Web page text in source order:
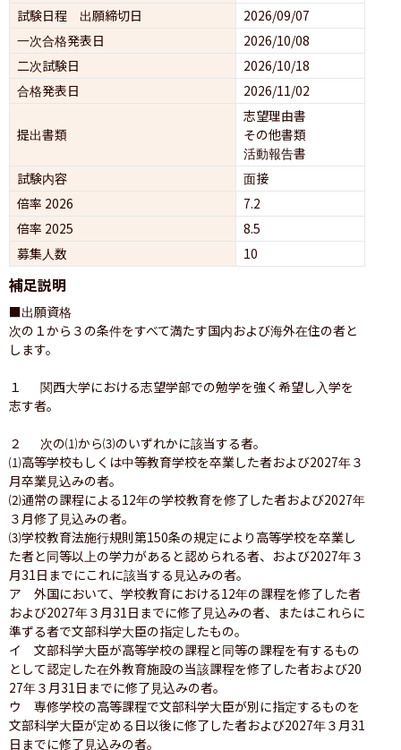
試験日程 出願締切日
2026/09/07
一次合格発表日
2026/10/08
二次試験日
2026/10/18
合格発表日
2026/11/02
提出書類
志望理由書
その他書類
活動報告書
試験内容
面接
倍率 2026
7.2
倍率 2025
8.5
募集人数
10
補足説明
■出願資格
次の１から３の条件をすべて満たす国内および海外在住の者と
します。
１ 　関西大学における志望学部での勉学を強く希望し入学を
志す者。
２ 　次の⑴から⑶のいずれかに該当する者。
⑴高等学校もしくは中等教育学校を卒業した者および2027年３
月卒業見込みの者。
⑵通常の課程による12年の学校教育を修了した者および2027年
３月修了見込みの者。
⑶学校教育法施行規則第150条の規定により高等学校を卒業し
た者と同等以上の学力があると認められる者、および2027年３
月31日までにこれに該当する見込みの者。
ア　外国において、学校教育における12年の課程を修了した者
および2027年３月31日までに修了見込みの者、またはこれらに
準ずる者で文部科学大臣の指定したもの。
イ　文部科学大臣が高等学校の課程と同等の課程を有するもの
として認定した在外教育施設の当該課程を修了した者および20
27年３月31日までに修了見込みの者。
ウ　専修学校の高等課程で文部科学大臣が別に指定するものを
文部科学大臣が定める日以後に修了した者および2027年３月31
日までに修了見込みの者。